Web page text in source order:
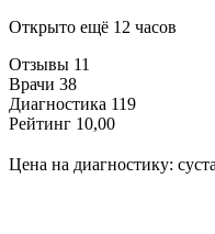
Открыто ещё 12 часов
Отзывы 11
Врачи 38
Диагностика 119
Рейтинг 10,00
Цена на диагностику: